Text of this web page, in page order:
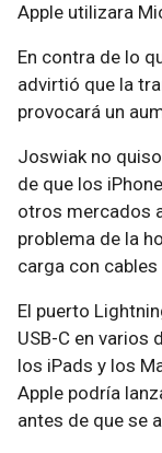
Apple utilizara
En contra de lo
advirtió que la
provocará un
Joswiak no
de que los
otros mercados
problema de la
carga con
El puerto
USB-C en varios
los iPads y los
Apple podría
antes de que se